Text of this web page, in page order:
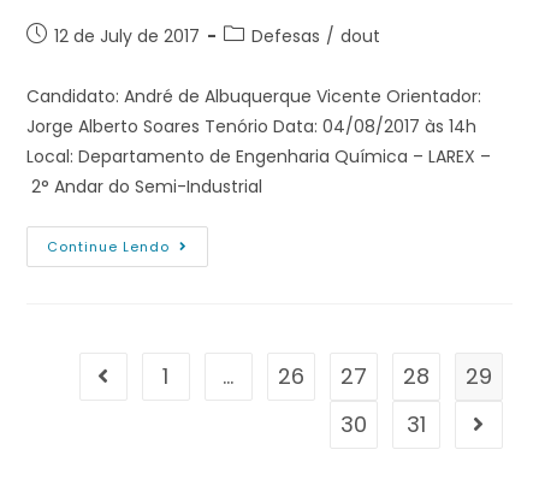
12 de July de 2017 Defesas / dout
Candidato: André de Albuquerque Vicente Orientador:
Jorge Alberto Soares Tenório Data: 04/08/2017 às 14h
Local: Departamento de Engenharia Química – LAREX –
2° Andar do Semi-Industrial
Continue Lendo
1 … 26 27 28
29
30
31